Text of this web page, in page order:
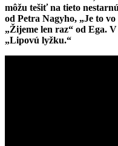
môžu tešiť na tieto
od Petra Nagyho, „Je to
„Žijeme len raz“ od Ega.
„Lipovú lyžku.“